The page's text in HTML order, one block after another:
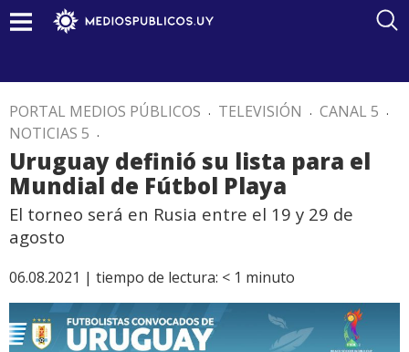
PORTAL MEDIOS PÚBLICOS . TELEVISIÓN . CANAL 5 .
NOTICIAS 5 .
Uruguay definió su lista para el
Mundial de Fútbol Playa
El torneo será en Rusia entre el 19 y 29 de
agosto
06.08.2021 | tiempo de lectura: < 1 minuto